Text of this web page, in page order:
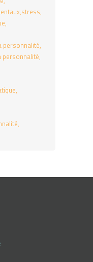
stress
personnalité
personnalité